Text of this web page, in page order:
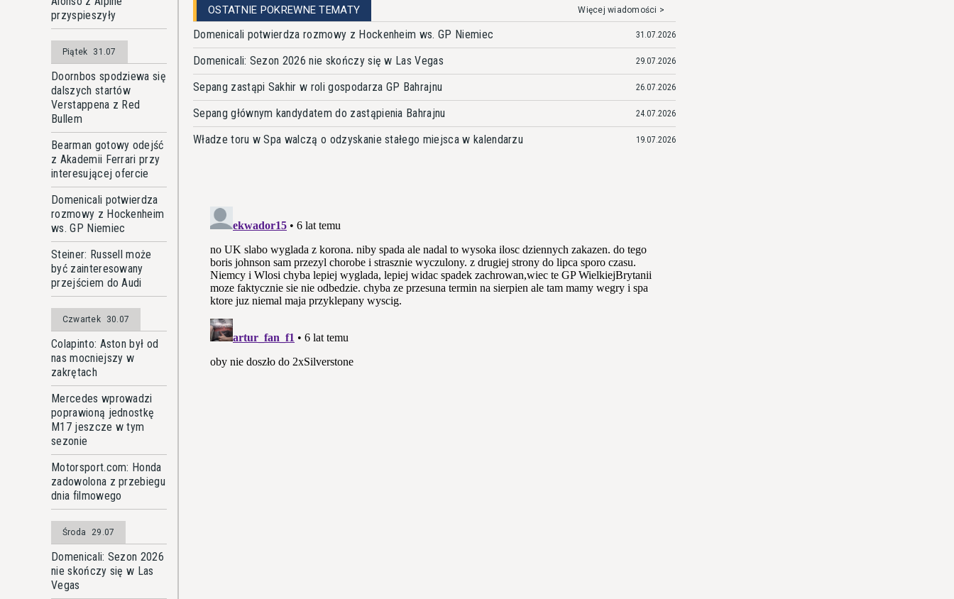
przyspieszyły
Piątek 31.07
Doornbos spodziewa się
dalszych startów
Verstappena z Red
Bullem
Bearman gotowy odejść
z Akademii Ferrari przy
interesującej ofercie
Domenicali potwierdza
rozmowy z Hockenheim
ws. GP Niemiec
Steiner: Russell może
być zainteresowany
przejściem do Audi
Czwartek 30.07
Colapinto: Aston był od
nas mocniejszy w
zakrętach
Mercedes wprowadzi
poprawioną jednostkę
M17 jeszcze w tym
sezonie
Motorsport.com: Honda
zadowolona z przebiegu
dnia filmowego
Środa 29.07
Domenicali: Sezon 2026
nie skończy się w Las
Vegas
OSTATNIE POKREWNE TEMATY Więcej wiadomości >
Domenicali potwierdza rozmowy z Hockenheim ws. GP Niemiec 31.07.2026
Domenicali: Sezon 2026 nie skończy się w Las Vegas 29.07.2026
Sepang zastąpi Sakhir w roli gospodarza GP Bahrajnu 26.07.2026
Sepang głównym kandydatem do zastąpienia Bahrajnu 24.07.2026
Władze toru w Spa walczą o odzyskanie stałego miejsca w kalendarzu 19.07.2026